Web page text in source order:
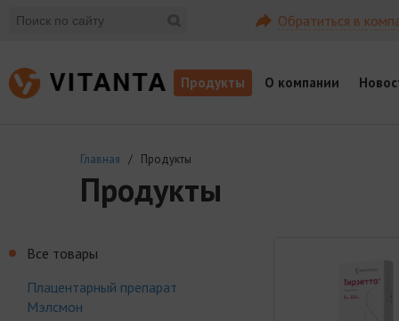
Обратиться в
Продукты О компании
Главная / Продукты
Продукты
Все товары
Плацентарный препарат
Мэлсмон